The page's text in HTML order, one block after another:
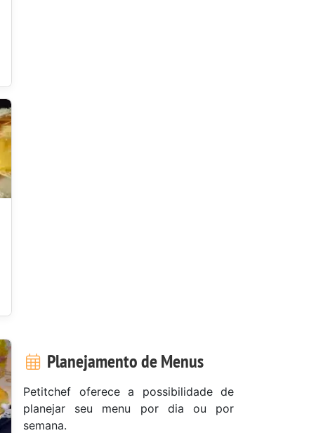
Planejamento de Menus
Petitchef oferece a possibilidade de
planejar seu menu por dia ou por
semana.